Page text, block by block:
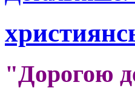
"Дорогою